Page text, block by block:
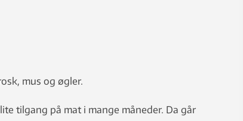
mus og øgler.
tilgang på mat i mange måneder. Da går